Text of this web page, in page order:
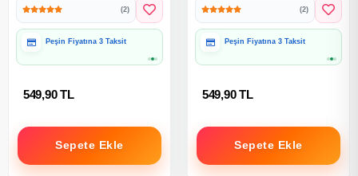
Oyuncak Araç
(2)
Peşin Fiyatına 3 Taksit
549,90 TL
Sepete Ekle
Oyuncak Araç
(2)
Peşin Fiyatına 3 Taksit
549,90 TL
Sepete Ekle